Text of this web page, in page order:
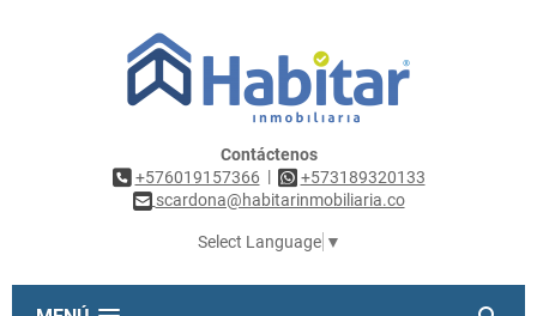
Contáctenos
+576019157366 |
+573189320133
scardona@habitarinmobiliaria.co
Select Language ▼